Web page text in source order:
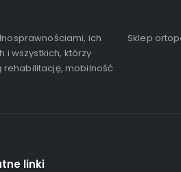
ich
wszystkich, którzy
mobilność
Sklep
linki